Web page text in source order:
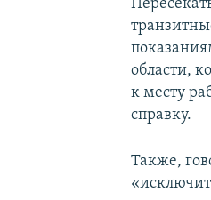
области,
к месту
справку.
Также,